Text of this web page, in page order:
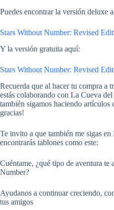
Puedes encontrar la versión deluxe
Stars Without Number: Revised
Y la versión gratuita aquí:
Stars Without Number: Revised
Recuerda que al hacer tu compra a
estás colaborando con La Cueva
también sigamos haciendo artículos
gracias!
Te invito a que también me sigas en
encontrarás tablones como este:
Cuéntame, ¿qué tipo de aventura te
Number?
Ayudanos a continuar creciendo,
tus amigos